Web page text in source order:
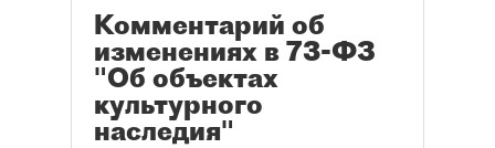
Комментарий об
изменениях в 73-ФЗ
"Об объектах
культурного
наследия"